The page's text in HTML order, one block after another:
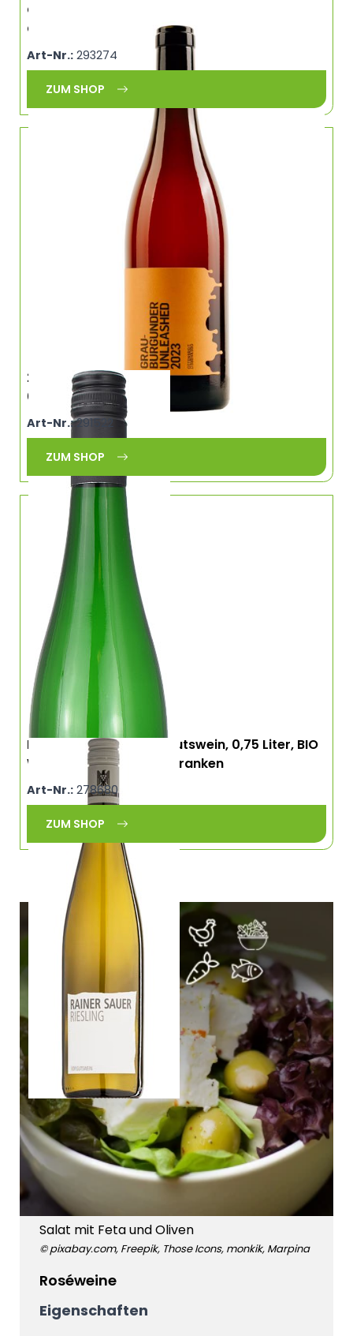
Grauburgunder „Unleashed“, trocken,
Christian Ottenbreit, Marktbreit, Franken
Art-Nr.:293274
ZUM SHOP
2024 Silvaner, Muschelkalkfass, QbA, trocken,
0,75L, Weingut Reiss, Franken
Art-Nr.:291522
ZUM SHOP
Riesling trocken, VDP Gutswein, 0,75 Liter, BIO
Weingut Rainer Sauer, Franken
Art-Nr.:278680
ZUM SHOP
Roséweine
Eigenschaften
Salat mit Feta und Oliven
© pixabay.com, Freepik, Those Icons, monkik, Marpina